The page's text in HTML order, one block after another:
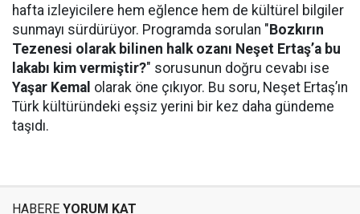
hafta izleyicilere hem eğlence hem de kültürel bilgiler
sunmayı sürdürüyor. Programda sorulan " Bozkırın
Tezenesi olarak bilinen halk ozanı Neşet Ertaş’a bu
lakabı kim vermiştir?" sorusunun doğru cevabı ise
Yaşar Kemal olarak öne çıkıyor. Bu soru, Neşet Ertaş’ın
Türk kültüründeki eşsiz yerini bir kez daha gündeme
taşıdı.
HABERE YORUM KAT